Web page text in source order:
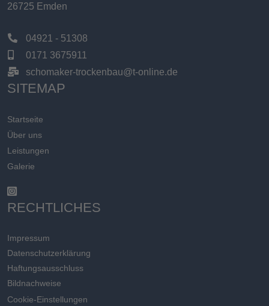
26725 Emden
04921 - 51308
0171 3675911
schomaker-trockenbau@t-online.de
SITEMAP
Startseite
Über uns
Leistungen
Galerie
RECHTLICHES
Impressum
Datenschutzerklärung
Haftungsausschluss
Bildnachweise
Cookie-Einstellungen